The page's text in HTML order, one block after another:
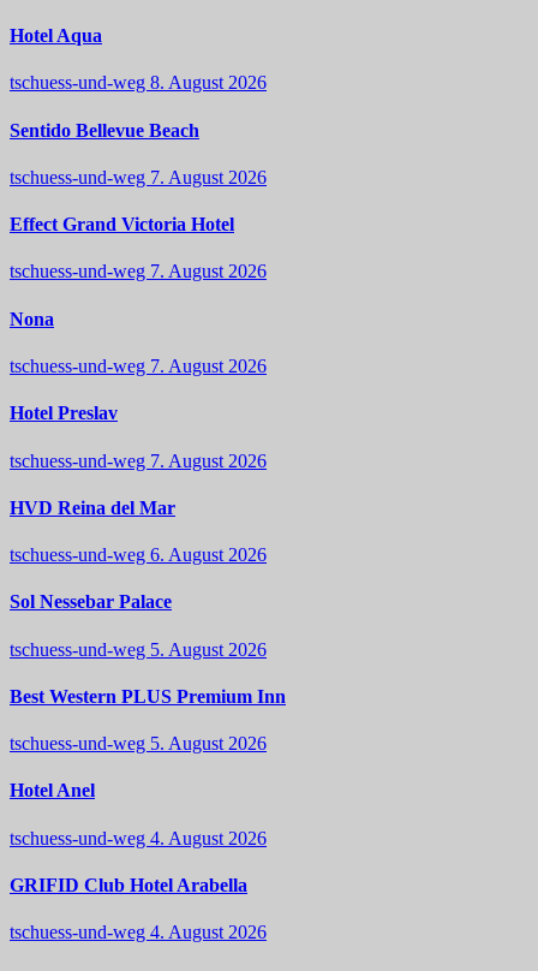
Hotel Aqua
tschuess-und-weg 8. August 2026
Sentido Bellevue Beach
tschuess-und-weg 7. August 2026
Effect Grand Victoria Hotel
tschuess-und-weg 7. August 2026
Nona
tschuess-und-weg 7. August 2026
Hotel Preslav
tschuess-und-weg 7. August 2026
HVD Reina del Mar
tschuess-und-weg 6. August 2026
Sol Nessebar Palace
tschuess-und-weg 5. August 2026
Best Western PLUS Premium Inn
tschuess-und-weg 5. August 2026
Hotel Anel
tschuess-und-weg 4. August 2026
GRIFID Club Hotel Arabella
tschuess-und-weg 4. August 2026